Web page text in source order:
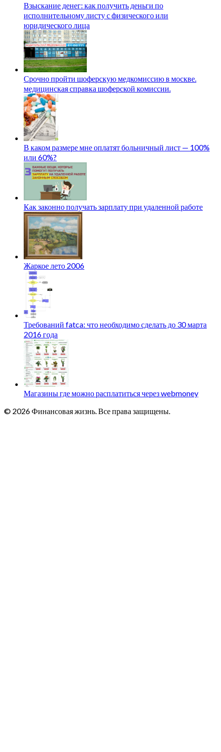
Взыскание денег: как получить деньги по
исполнительному листу с физического или
юридического лица
Срочно пройти шоферскую медкомиссию в москве.
медицинская справка шоферской комиссии.
В каком размере мне оплатят больничный лист — 100%
или 60%?
Как законно получать зарплату при удаленной работе
Жаркое лето 2006
Требований fatca: что необходимо сделать до 30 марта
2016 года
Магазины где можно расплатиться через webmoney
© 2026 Финансовая жизнь. Все права защищены.